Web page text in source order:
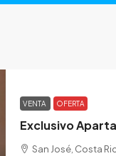
VENTA OFERTA
Exclusivo
San José, Costa